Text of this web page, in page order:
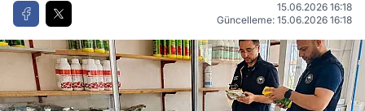
15.06.2026 16:18
Güncelleme: 15.06.2026 16:18